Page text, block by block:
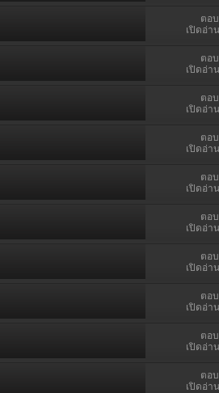
ตอ
เปิดอ่า
ตอ
เปิดอ่า
ตอ
เปิดอ่า
ตอ
เปิดอ่า
ตอ
เปิดอ่า
ตอ
เปิดอ่า
ตอ
เปิดอ่า
ตอ
เปิดอ่า
ตอ
เปิดอ่า
ตอ
เปิดอ่า